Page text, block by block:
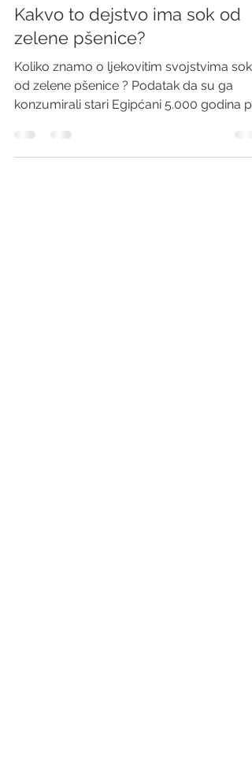
Maja Kadribašić
Kakvo to dejstvo ima sok od
zelene pšenice?
Koliko znamo o ljekovitim svojstvima soka
od zelene pšenice ? Podatak da su ga